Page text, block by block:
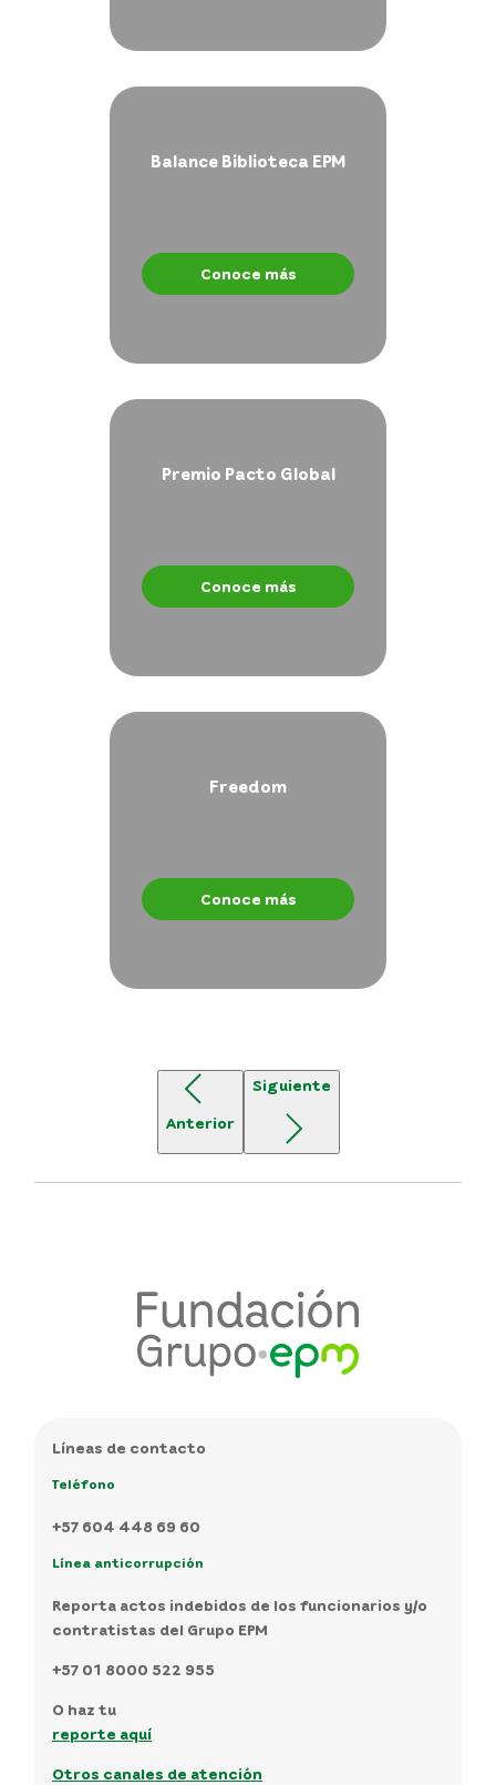
Balance Biblioteca EPM
Conoce más
Premio Pacto Global
Conoce más
Freedom
Conoce más
Anterior
Siguiente
Líneas de contacto
Teléfono
+57 604 448 69 60
Línea anticorrupción
Reporta actos indebidos de los funcionarios y/o
contratistas del Grupo EPM
+57 01 8000 522 955
O haz tu
reporte aquí
Otros canales de atención